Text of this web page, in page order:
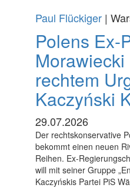
Paul Flückiger |
Polens Ex-
rechtem
Kaczyński
29.07.2026
Der rechtskonservative
bekommt einen neuen
Reihen. Ex-
will mit seiner Gruppe
Kaczyńskis Partei PiS